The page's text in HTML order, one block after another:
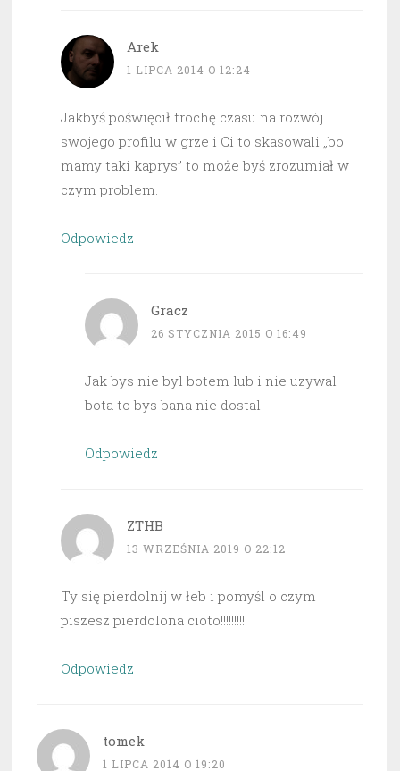
Arek
1 LIPCA 2014 O 12:24
Jakbyś poświęcił trochę czasu na rozwój
swojego profilu w grze i Ci to skasowali „bo
mamy taki kaprys” to może byś zrozumiał w
czym problem.
Odpowiedz
Gracz
26 STYCZNIA 2015 O 16:49
Jak bys nie byl botem lub i nie uzywal
bota to bys bana nie dostal
Odpowiedz
ZTHB
13 WRZEŚNIA 2019 O 22:12
Ty się pierdolnij w łeb i pomyśl o czym
piszesz pierdolona cioto!!!!!!!!!!
Odpowiedz
tomek
1 LIPCA 2014 O 19:20